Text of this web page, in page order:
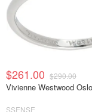
$261.00 $290.00
Vivienne
SSENSE